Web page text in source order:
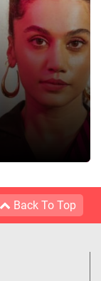
Back To Top